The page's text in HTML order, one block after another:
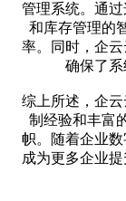
管理系统。通
和库存管理的
率。同时，企
确保了系
综上所述，企
制经验和丰富
帜。随着企业
成为更多企业